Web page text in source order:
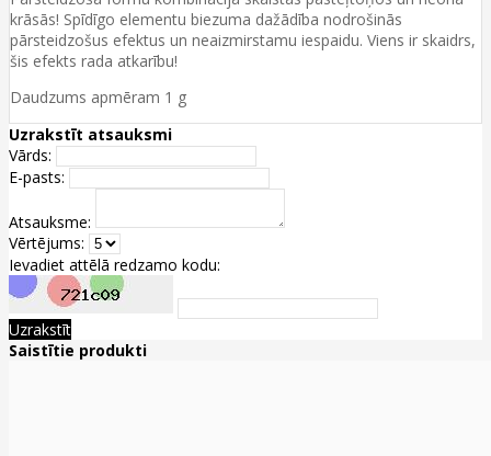
krāsās! Spīdīgo elementu biezuma dažādība nodrošinās
pārsteidzošus efektus un neaizmirstamu iespaidu. Viens ir skaidrs,
šis efekts rada atkarību!
Daudzums apmēram 1 g
Uzrakstīt atsauksmi
Vārds:
E-pasts:
Atsauksme:
Vērtējums:
Ievadiet attēlā redzamo kodu:
Uzrakstīt
Saistītie produkti